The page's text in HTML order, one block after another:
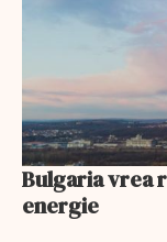
Bulgaria vrea
energie